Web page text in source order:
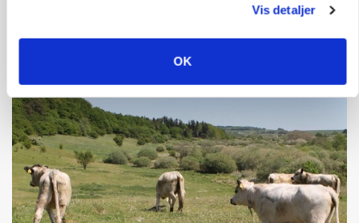
Vis detaljer
OK
Folketinget behandler ny gødskningslov: Sådan
kan den ændre din bedrift fra 2027